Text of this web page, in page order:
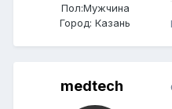
Пол:Мужчина
Город: Казань
medtech